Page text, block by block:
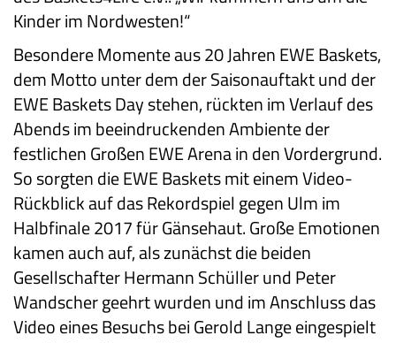
Kinder im Nordwesten!“
Besondere Momente aus 20 Jahren EWE Baskets,
dem Motto unter dem der Saisonauftakt und der
EWE Baskets Day stehen, rückten im Verlauf des
Abends im beeindruckenden Ambiente der
festlichen Großen EWE Arena in den Vordergrund.
So sorgten die EWE Baskets mit einem Video-
Rückblick auf das Rekordspiel gegen Ulm im
Halbfinale 2017 für Gänsehaut. Große Emotionen
kamen auch auf, als zunächst die beiden
Gesellschafter Hermann Schüller und Peter
Wandscher geehrt wurden und im Anschluss das
Video eines Besuchs bei Gerold Lange eingespielt